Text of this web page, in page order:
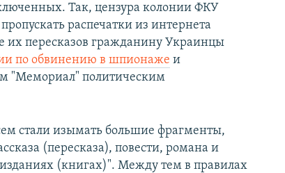
Так, цензура колонии ФКУ
распечатки из интернета
их пересказов гражданину Украинцы
по обвинению в шпионаже и
"Мемориал" политическим
стали изымать большие фрагменты,
(пересказа), повести, романа и
(книгах)". Между тем в правилах